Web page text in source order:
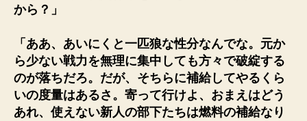
から？」
「ああ、あいにくと一匹狼な性分なんでな。元か
ら少ない戦力を無理に集中しても方々で破綻する
のが落ちだろ。だが、そちらに補給してやるくら
いの度量はあるさ。寄って行けよ、おまえはどう
あれ、使えない新人の部下たちは燃料の補給なり